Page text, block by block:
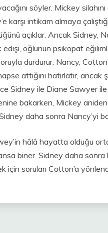
söyler. Mickey
karşı intikam almaya
açıklar. Ancak Sidney,
edişi, oğlunun psikopat
durdurur. Nancy,
attığını hatırlatır,
Sidney ile Diane Sawyer
bakarken, Mickey
daha sonra Nancy’yi
hâlâ hayatta olduğu
biner. Sidney daha
için soruları Cotton’a